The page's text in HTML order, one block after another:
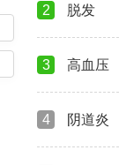
2 脱发
3 高血压
4 阴道炎